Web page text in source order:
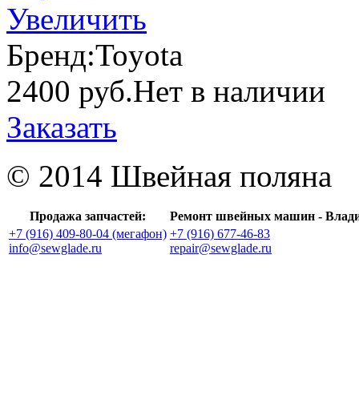
Увеличить
Бренд:Toyota
2400 руб.Нет в наличии
Заказать
© 2014 Швейная поляна
Продажа запчастей:
Ремонт швейных машин -
+7 (916) 409-80-04 (мегафон)
info@sewglade.ru
+7 (916) 677-46-83
repair@sewglade.ru